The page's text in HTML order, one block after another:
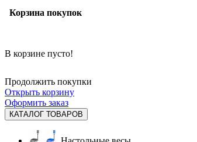
Корзина покупок
В корзине пусто!
Продолжить покупки
Открыть корзину
Оформить заказ
КАТАЛОГ ТОВАРОВ